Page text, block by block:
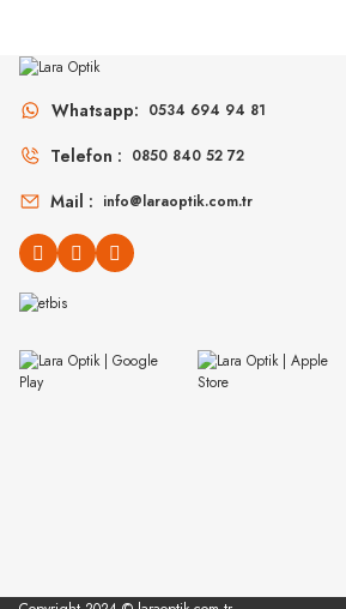
%45 26.360 ₺ 14.498
Whatsapp: 0534 694 94 81
Telefon : 0850 840 52 72
Mail : info@laraoptik.com.tr